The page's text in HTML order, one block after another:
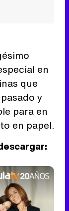
en
que
y
para en
en papel.